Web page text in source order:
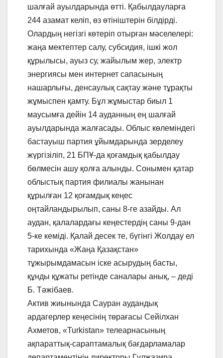
шалғай ауылдарында өтті. Қабылдауларға
244 азамат келіп, өз өтініштерін білдірді.
Олардың негізгі көтеріп отырған мәселелері:
жаңа мектептер салу, субсидия, ішкі жол
құрылысы, ауыз су, жайылым жер, электр
энергиясы мен интернет сапасының
нашарлығы, денсаулық сақтау және тұрақты
жұмыспен қамту. Бұл жұмыстар биыл 1
маусымға дейін 14 ауданның ең шалғай
ауылдарында жалғасады. Облыс көлеміндегі
бастауыш партия ұйымдарында зерделеу
жүргізіліп, 21 БПҰ-да қоғамдық қабылдау
бөлмесін ашу қолға алынды. Сонымен қатар
облыстық партия филиалы жанынан
құрылған 12 қоғамдық кеңес
оңтайландырылып, саны 8-ге азайды. Ал
аудан, қалалардағы кеңестердің саны 9-дан
5-ке кеміді. Қалай десек те, бүгінгі Жолдау ел
тарихында «Жаңа Қазақстан»
тұжырымдамасын іске асырудың басты,
құнды құжаты ретінде саналары анық, – деді
Б. Тәжібаев.
Актив жиынында Сауран аудандық
ардагерлер кеңесінің төрағасы Сейілхан
Ахметов, «Turkistan» телеарнасының
ақпараттық-сараптамалық бағдарламалар